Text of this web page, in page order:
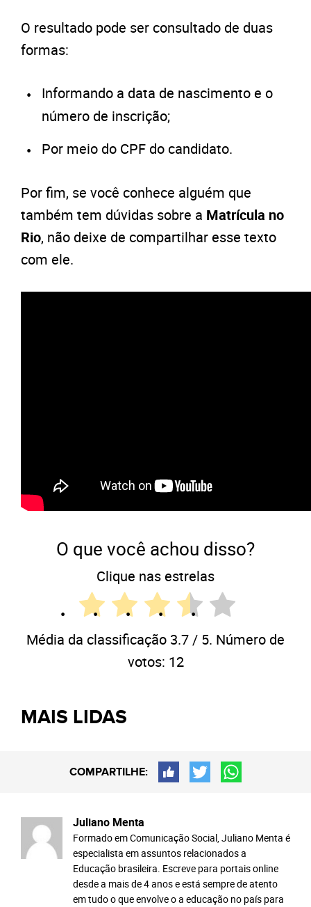
O resultado pode ser consultado de duas
formas:
Informando a data de nascimento e o
número de inscrição;
Por meio do CPF do candidato.
Por fim, se você conhece alguém que
também tem dúvidas sobre a Matrícula no
Rio, não deixe de compartilhar esse texto
com ele.
O que você achou disso?
Clique nas estrelas
Média da classificação 3.7/ 5. Número de
votos: 12
MAIS LIDAS
COMPARTILHE:
Juliano Menta
Formado em Comunicação Social, Juliano Menta é
especialista em assuntos relacionados a
Educação brasileira. Escreve para portais online
desde a mais de 4 anos e está sempre de atento
em tudo o que envolve o a educação no país para